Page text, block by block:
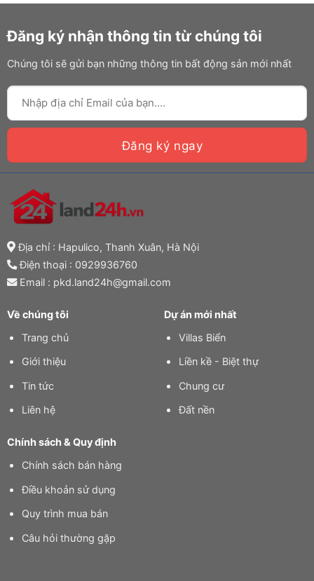
Đăng ký nhận thông tin từ chúng tôi
Chúng tôi sẽ gửi bạn những thông tin bất động sản mới nhất
Địa chỉ : Hapulico, Thanh Xuân, Hà Nội
Điện thoại : 0929936760
Email : pkd.land24h@gmail.com
Về chúng tôi
Trang chủ
Giới thiệu
Tin tức
Liên hệ
Dự án mới nhất
Villas Biển
Liền kề - Biệt thự
Chung cư
Đất nền
Chính sách & Quy định
Chính sách bán hàng
Điều khoản sử dụng
Quy trình mua bán
Câu hỏi thường gặp